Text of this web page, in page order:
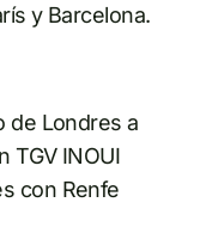
y Barcelona.
de Londres a
TGV INOUI
con Renfe